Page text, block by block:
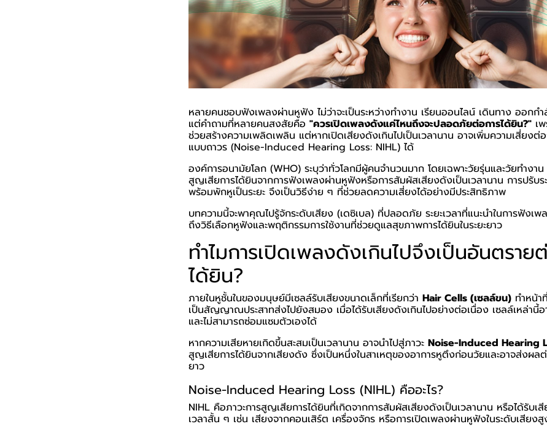
หลายคนชอบฟังเพลงผ่านหูฟัง ไม่ว่าจะเป็นระหว่างทำงาน เรียนออนไลน์ เดินทาง ออกก
แต่คำถามที่หลายคนสงสัยคือ "ควรเปิดเพลงดังแค่ไหนถึงจะปลอดภัยต่อการได้ยิน?" เ
ช่วยสร้างความเพลิดเพลิน แต่หากเปิดเสียงดังเกินไปเป็นเวลานาน อาจเพิ่มความเสี่ยงต่
แบบถาวร (Noise-Induced Hearing Loss: NIHL) ได้
องค์การอนามัยโลก (WHO) ระบุว่าทั่วโลกมีผู้คนจำนวนมาก โดยเฉพาะวัยรุ่นและวัยทำงา
สูญเสียการได้ยินจากการฟังเพลงผ่านหูฟังหรือการสัมผัสเสียงดังเป็นเวลานาน การปรับร
พร้อมพักหูเป็นระยะ จึงเป็นวิธีง่าย ๆ ที่ช่วยลดความเสี่ยงได้อย่างมีประสิทธิภาพ
บทความนี้จะพาคุณไปรู้จักระดับเสียง (เดซิเบล) ที่ปลอดภัย ระยะเวลาที่แนะนำในการฟัง
ถึงวิธีเลือกหูฟังและพฤติกรรมการใช้งานที่ช่วยดูแลสุขภาพการได้ยินในระยะยาว
ทำไมการเปิดเพลงดังเกินไปจึงเป็นอันตราย
ได้ยิน?
ภายในหูชั้นในของมนุษย์มีเซลล์รับเสียงขนาดเล็กที่เรียกว่า Hair Cells (เซลล์ขน) ทำหน้า
เป็นสัญญาณประสาทส่งไปยังสมอง เมื่อได้รับเสียงดังเกินไปอย่างต่อเนื่อง เซลล์เหล่านี้อ
และไม่สามารถซ่อมแซมตัวเองได้
หากความเสียหายเกิดขึ้นสะสมเป็นเวลานาน อาจนำไปสู่ภาวะ Noise-Induced Hearing
สูญเสียการได้ยินจากเสียงดัง ซึ่งเป็นหนึ่งในสาเหตุของอาการหูตึงก่อนวัยและอาจส่งผล
ยาว
Noise-Induced Hearing Loss (NIHL) คืออะไร?
NIHL คือภาวะการสูญเสียการได้ยินที่เกิดจากการสัมผัสเสียงดังเป็นเวลานาน หรือได้รับเ
เวลาสั้น ๆ เช่น เสียงจากคอนเสิร์ต เครื่องจักร หรือการเปิดเพลงผ่านหูฟังในระดับเสียงสู